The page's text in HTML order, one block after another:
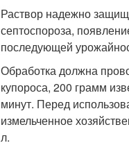
Раствор надежно
септоспороза,
последующей
Обработка должна
купороса, 200 грамм
минут. Перед
измельченное
л.